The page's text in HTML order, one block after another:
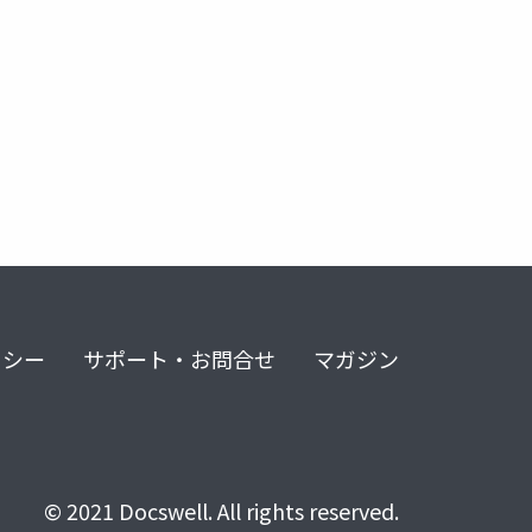
ー サポート・お問合せ マガジン
© 2021 Docswell. All rights reserved.